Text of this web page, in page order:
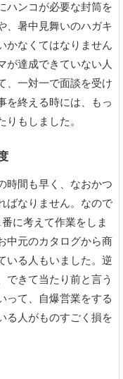
ハンコが必要な封筒を
、暑中見舞いのハガキ
かなくてはなりません
が達成できていない人
、一対一で面談を受け
を終える時には、もっ
りもしました。
時間も早く、なおかつ
ばなりません。なので
に考えて作業をしま
中元のカタログから商
いる人もいました。逆
できて当たり前と言う
って、自爆営業をする
る人がものすごく損を